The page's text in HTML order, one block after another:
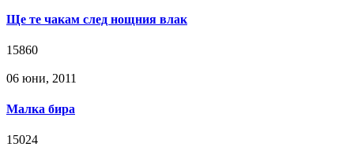
Ще те чакам след нощния влак
15860
06 юни, 2011
Малка бира
15024